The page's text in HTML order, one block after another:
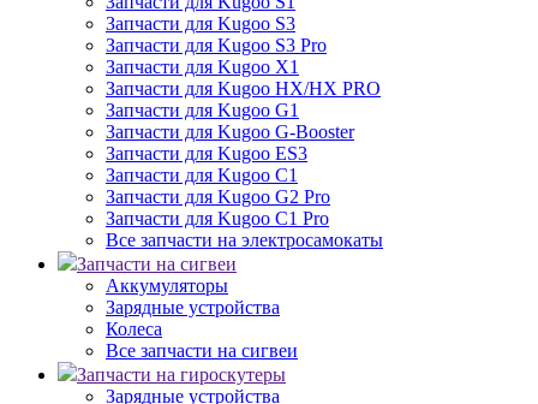
Запчасти для Kugoo S3
Запчасти для Kugoo S3 Pro
Запчасти для Kugoo X1
Запчасти для Kugoo HX/HX PRO
Запчасти для Kugoo G1
Запчасти для Kugoo G-Booster
Запчасти для Kugoo ES3
Запчасти для Kugoo C1
Запчасти для Kugoo G2 Pro
Запчасти для Kugoo C1 Pro
Все запчасти на электросамокаты
Запчасти на сигвеи
Аккумуляторы
Зарядные устройства
Колеса
Все запчасти на сигвеи
Запчасти на гироскутеры
Зарядные устройства